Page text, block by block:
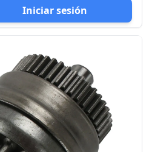
Iniciar sesión